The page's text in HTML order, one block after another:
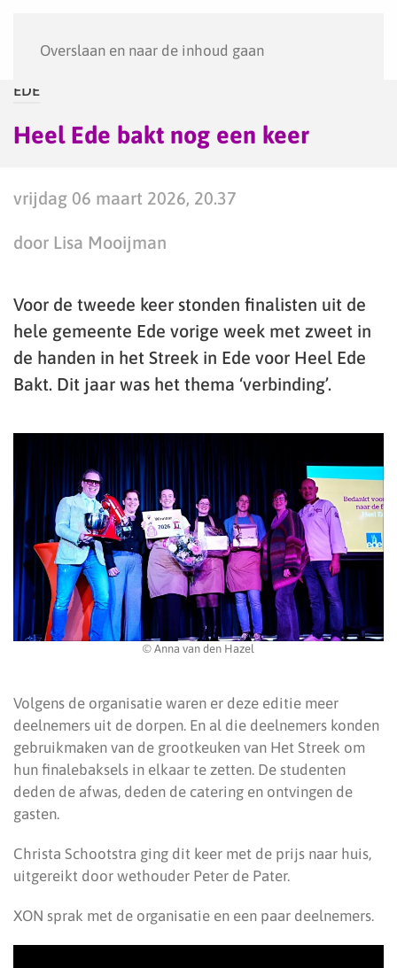
Overslaan en naar de inhoud gaan
EDE
Heel Ede bakt nog een keer
vrijdag 06 maart 2026, 20.37
door Lisa Mooijman
Voor de tweede keer stonden finalisten uit de
hele gemeente Ede vorige week met zweet in
de handen in het Streek in Ede voor Heel Ede
Bakt. Dit jaar was het thema ‘verbinding’.
© Anna van den Hazel
Volgens de organisatie waren er deze editie meer
deelnemers uit de dorpen. En al die deelnemers konden
gebruikmaken van de grootkeuken van Het Streek om
hun finalebaksels in elkaar te zetten. De studenten
deden de afwas, deden de catering en ontvingen de
gasten.
Christa Schootstra ging dit keer met de prijs naar huis,
uitgereikt door wethouder Peter de Pater.
XON sprak met de organisatie en een paar deelnemers.